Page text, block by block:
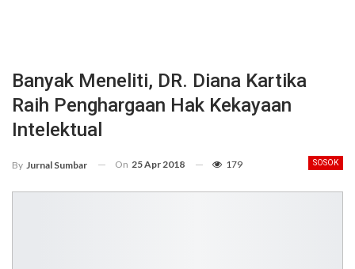
Banyak Meneliti, DR. Diana Kartika
Raih Penghargaan Hak Kekayaan
Intelektual
SOSOK
By Jurnal Sumbar On 25 Apr 2018 179